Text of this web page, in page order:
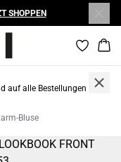
SHOPPEN
auf alle Bestellungen
Bluse